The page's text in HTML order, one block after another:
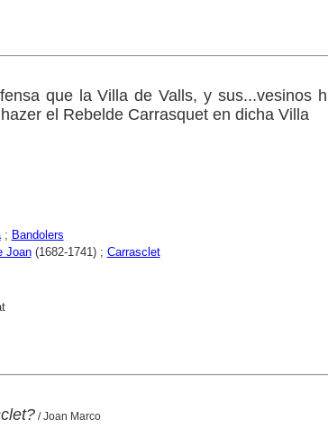
que la Villa de Valls, y sus...vesinos
el Rebelde Carrasquet en dicha Villa
; Bandolers
Joan(1682-1741) ; Carrasclet
/ Joan Marco